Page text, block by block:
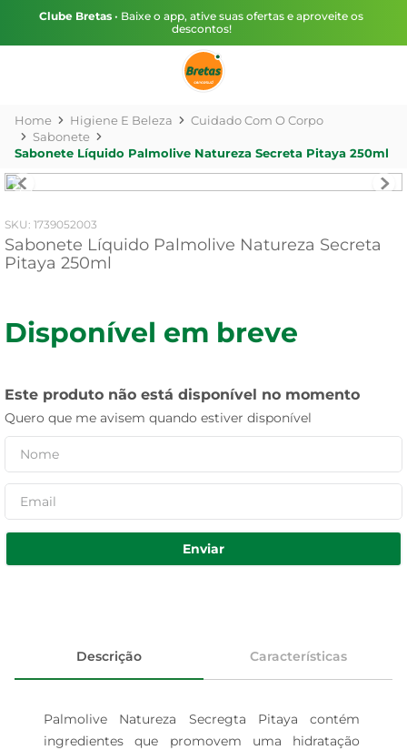
Clube Bretas • Baixe o app, ative suas ofertas e aproveite os
descontos!
Higiene E Beleza
Cuidado Com O Corpo
Sabonete
Sabonete Líquido Palmolive Natureza Secreta Pitaya 250ml
: 1739052003
Sabonete Líquido Palmolive Natureza Secreta
Pitaya 250ml
Disponível em breve
Este produto não está disponível no momento
Quero que me avisem quando estiver disponível
Enviar
Descrição Características
Palmolive Natureza Secregta Pitaya contém
ingredientes que promovem uma hidratação